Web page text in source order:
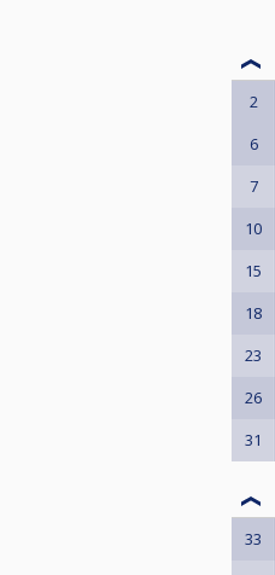
2
6
7
10
15
18
23
26
31
33